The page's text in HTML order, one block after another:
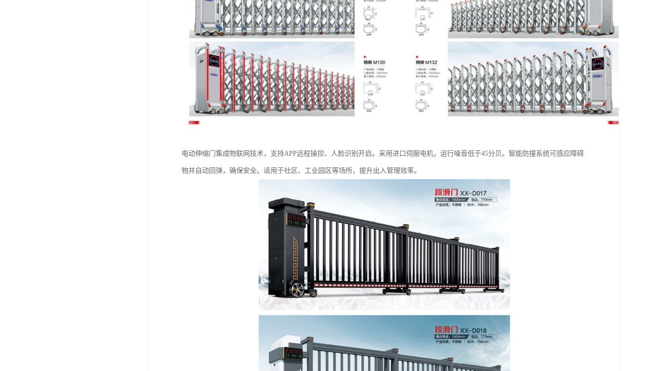
电动伸缩门集成物联网技术，支持APP远程操控、人脸识别开启。采用进口伺服电机，运行噪音低于45分贝。智能防撞系统可感应障碍
物并自动回弹，确保安全。适用于社区、工业园区等场所，提升出入管理效率。